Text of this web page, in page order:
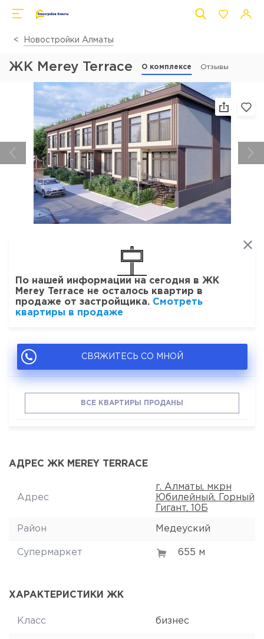
Новостройки Алматы
ЖК Merey Terrace О комплексе Отзывы
По нашей информации на сегодня в ЖК
Merey Terrace не осталось квартир в
продаже от застройщика. Смотреть
квартиры в продаже
СВЯЖИТЕСЬ СО МНОЙ
ВСЕ КВАРТИРЫ ПРОДАНЫ
АДРЕС ЖК MEREY TERRACE
Адрес
г. Алматы, мкрн
Юбилейный, Горный
Гигант, 10Б
Район Медеуский
Супермаркет 655 м
ХАРАКТЕРИСТИКИ ЖК
Класс бизнес